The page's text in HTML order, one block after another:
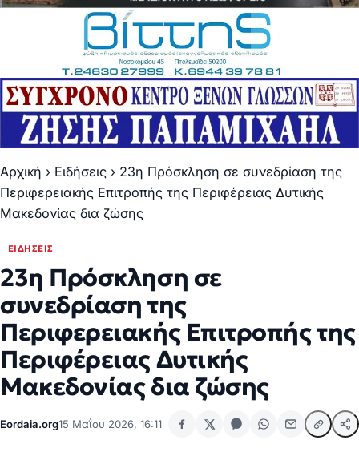
Αρχική › Ειδήσεις › 23η Πρόσκληση σε συνεδρίαση της
Περιφερειακής Επιτροπής της Περιφέρειας Δυτικής
Μακεδονίας δια ζώσης
ΕΙΔΉΣΕΙΣ
23η Πρόσκληση σε
συνεδρίαση της
Περιφερειακής Επιτροπής της
Περιφέρειας Δυτικής
Μακεδονίας δια ζώσης
Eordaia.org15 Μαΐου 2026, 16:11